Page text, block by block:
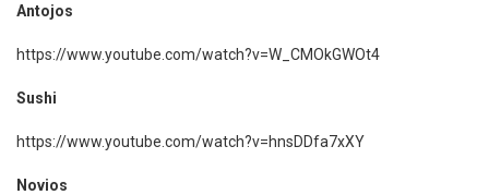
Antojos
https://www.youtube.com/watch?v=W_CMOkGWOt4
Sushi
https://www.youtube.com/watch?v=hnsDDfa7xXY
Novios